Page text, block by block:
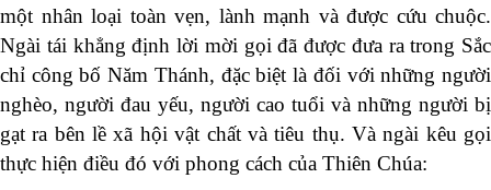
một nhân loại toàn vẹn, lành mạnh và được cứu chuộc.
Ngài tái khẳng định lời mời gọi đã được đưa ra trong Sắc
chỉ công bố Năm Thánh, đặc biệt là đối với những người
nghèo, người đau yếu, người cao tuổi và những người bị
gạt ra bên lề xã hội vật chất và tiêu thụ. Và ngài kêu gọi
thực hiện điều đó với phong cách của Thiên Chúa: